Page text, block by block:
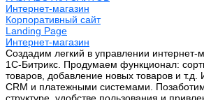
Интернет-магазин
Корпоративный сайт
Landing Page
Интернет-магазин
Создадим легкий в управлении
1С-Битрикс. Продумаем функционал:
товаров, добавление новых товаров и т.д.
CRM и платежными системами.